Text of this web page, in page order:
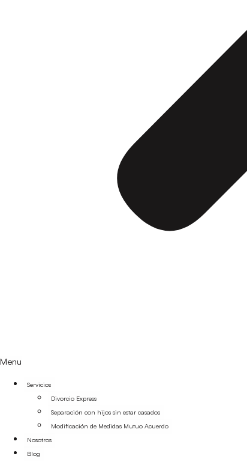
Menu
Servicios
Divorcio Express
Separación con hijos sin estar casados
Modificación de Medidas Mutuo Acuerdo
Nosotros
Blog